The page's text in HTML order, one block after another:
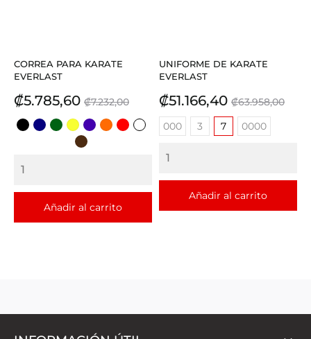
CORREA PARA KARATE
EVERLAST
Precio
₡5.785,60 Precio
base
₡7.232,00
NEGRO
AZULVERDE
OSCURO
AMARILLO
MORADO
NARANJA
ROJOBLANCO
CAFE
Añadir al carrito
UNIFORME DE KARATE
EVERLAST
Precio
₡51.166,40 Precio
base
₡63.958,00
000
3 7 0000
Añadir al carrito